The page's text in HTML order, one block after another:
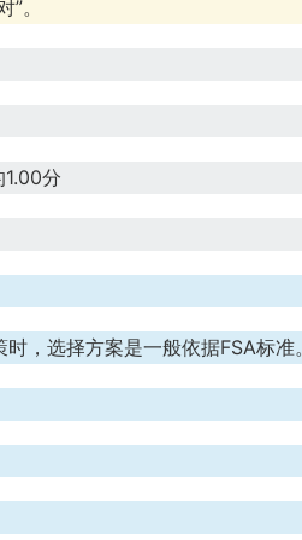
。
分
时，选择方案是一般依据FSA标